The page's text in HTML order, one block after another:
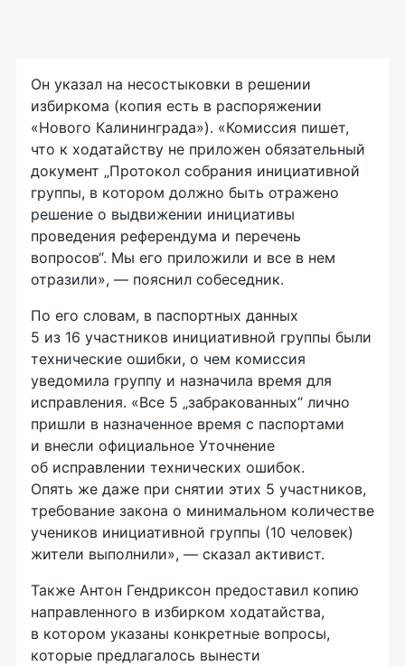
Он указал на несостыковки в решении
избиркома (копия есть в распоряжении
«Нового Калининграда»). «Комиссия пишет,
что к ходатайству не приложен обязательный
документ „Протокол собрания инициативной
группы, в котором должно быть отражено
решение о выдвижении инициативы
проведения референдума и перечень
вопросов“. Мы его приложили и все в нем
отразили», — пояснил собеседник.
По его словам, в паспортных данных
5 из 16 участников инициативной группы были
технические ошибки, о чем комиссия
уведомила группу и назначила время для
исправления. «Все 5 „забракованных“ лично
пришли в назначенное время с паспортами
и внесли официальное Уточнение
об исправлении технических ошибок.
Опять же даже при снятии этих 5 участников,
требование закона о минимальном количестве
учеников инициативной группы (10 человек)
жители выполнили», — сказал активист.
Также Антон Гендриксон предоставил копию
направленного в избирком ходатайства,
в котором указаны конкретные вопросы,
которые предлагалось вынести